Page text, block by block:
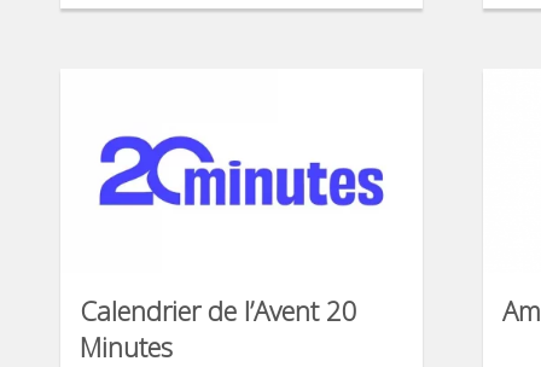
Calendrier de l’Avent 20
Minutes